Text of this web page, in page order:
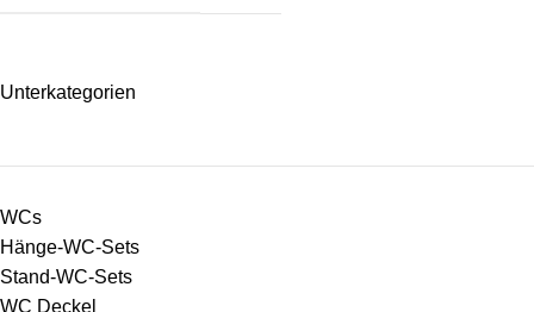
Unterkategorien
WCs
Hänge-WC-Sets
Stand-WC-Sets
WC Deckel